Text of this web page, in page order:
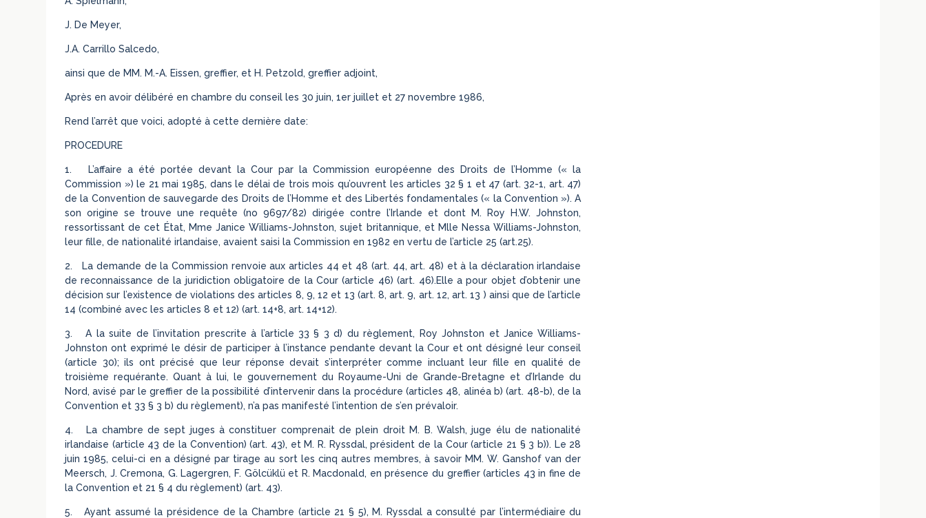
J. De Meyer,
J.A. Carrillo Salcedo,
ainsi que de MM. M.-A. Eissen, greffier, et H. Petzold, greffier adjoint,
Après en avoir délibéré en chambre du conseil les 30 juin, 1er juillet et 27 novembre 1986,
Rend l’arrêt que voici, adopté à cette dernière date:
PROCEDURE
1. L’affaire a été portée devant la Cour par la Commission européenne des Droits de l’Homme (« la
Commission ») le 21 mai 1985, dans le délai de trois mois qu’ouvrent les articles 32 § 1 et 47 (art. 32-1, art. 47)
de la Convention de sauvegarde des Droits de l’Homme et des Libertés fondamentales (« la Convention »). A
son origine se trouve une requête (no 9697/82) dirigée contre l’Irlande et dont M. Roy H.W. Johnston,
ressortissant de cet État, Mme Janice Williams-Johnston, sujet britannique, et Mlle Nessa Williams-Johnston,
leur fille, de nationalité irlandaise, avaient saisi la Commission en 1982 en vertu de l’article 25 (art.25).
2. La demande de la Commission renvoie aux articles 44 et 48 (art. 44, art. 48) et à la déclaration irlandaise
de reconnaissance de la juridiction obligatoire de la Cour (article 46) (art. 46).Elle a pour objet d’obtenir une
décision sur l’existence de violations des articles 8, 9, 12 et 13 (art. 8, art. 9, art. 12, art. 13 ) ainsi que de l’article
14 (combiné avec les articles 8 et 12) (art. 14+8, art. 14+12).
3. A la suite de l’invitation prescrite à l’article 33 § 3 d) du règlement, Roy Johnston et Janice Williams-
Johnston ont exprimé le désir de participer à l’instance pendante devant la Cour et ont désigné leur conseil
(article 30); ils ont précisé que leur réponse devait s’interpréter comme incluant leur fille en qualité de
troisième requérante. Quant à lui, le gouvernement du Royaume-Uni de Grande-Bretagne et d’Irlande du
Nord, avisé par le greffier de la possibilité d’intervenir dans la procédure (articles 48, alinéa b) (art. 48-b), de la
Convention et 33 § 3 b) du règlement), n’a pas manifesté l’intention de s’en prévaloir.
4. La chambre de sept juges à constituer comprenait de plein droit M. B. Walsh, juge élu de nationalité
irlandaise (article 43 de la Convention) (art. 43), et M. R. Ryssdal, président de la Cour (article 21 § 3 b)). Le 28
juin 1985, celui-ci en a désigné par tirage au sort les cinq autres membres, à savoir MM. W. Ganshof van der
Meersch, J. Cremona, G. Lagergren, F. Gölcüklü et R. Macdonald, en présence du greffier (articles 43 in fine de
la Convention et 21 § 4 du règlement) (art. 43).
5. Ayant assumé la présidence de la Chambre (article 21 § 5), M. Ryssdal a consulté par l’intermédiaire du